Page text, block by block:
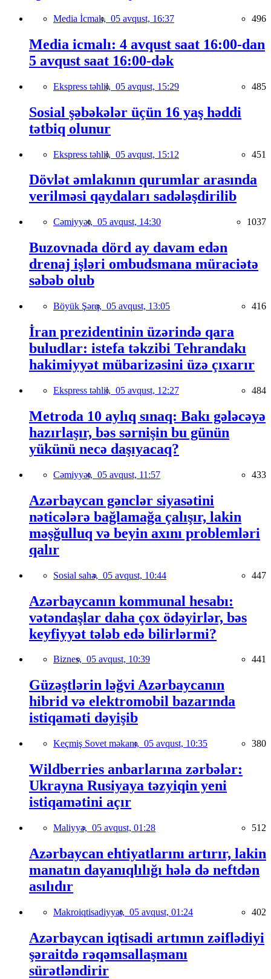
Media İcmalı, 05 avqust, 16:37 496
Media icmalı: 4 avqust saat 16:00-dan
5 avqust saat 16:00-dək
Ekspress təhlil, 05 avqust, 15:29 485
Sosial şəbəkələr üçün 16 yaş həddi
tətbiq olunur
Ekspress təhlil, 05 avqust, 15:12 451
Dövlət əmlakının qurumlar arasında
verilməsi qaydaları sadələşdirilib
Cəmiyyət, 05 avqust, 14:30 1037
Buzovnada dörd ay davam edən
drenaj işləri ombudsmana müraciətə
səbəb olub
Böyük Şərq, 05 avqust, 13:05 416
İran prezidentinin üzərində qara
buludlar: istefa təkzibi Tehrandakı
hakimiyyət mübarizəsini üzə çıxarır
Ekspress təhlil, 05 avqust, 12:27 484
Metroda 10 aylıq sınaq: Bakı gələcəyə
hazırlaşır, bəs sərnişin bu günün
yükünü necə daşıyacaq?
Cəmiyyət, 05 avqust, 11:57 433
Azərbaycan gənclər siyasətini
nəticələrə bağlamağa çalışır, lakin
məşğulluq və beyin axını problemləri
qalır
Sosial sahə, 05 avqust, 10:44 447
Azərbaycanın kommunal hesabı:
vətəndaşlar daha çox ödəyirlər, bəs
keyfiyyət tələb edə bilirlərmi?
Biznes, 05 avqust, 10:39 441
Güzəştlərin ləğvi Azərbaycanın
hibrid və elektromobil bazarında
istiqaməti dəyişib
Keçmiş Sovet məkanı, 05 avqust, 10:35 380
Wildberries anbarlarına zərbələr:
Ukrayna Rusiyaya təzyiqin yeni
istiqamətini açır
Maliyyə, 05 avqust, 01:28 512
Azərbaycan ehtiyatlarını artırır, lakin
manatın dayanıqlılığı hələ də neftdən
asılıdır
Makroiqtisadiyyat, 05 avqust, 01:24 402
Azərbaycan iqtisadi artımın zəiflədiyi
şəraitdə rəqəmsallaşmanı
sürətləndirir